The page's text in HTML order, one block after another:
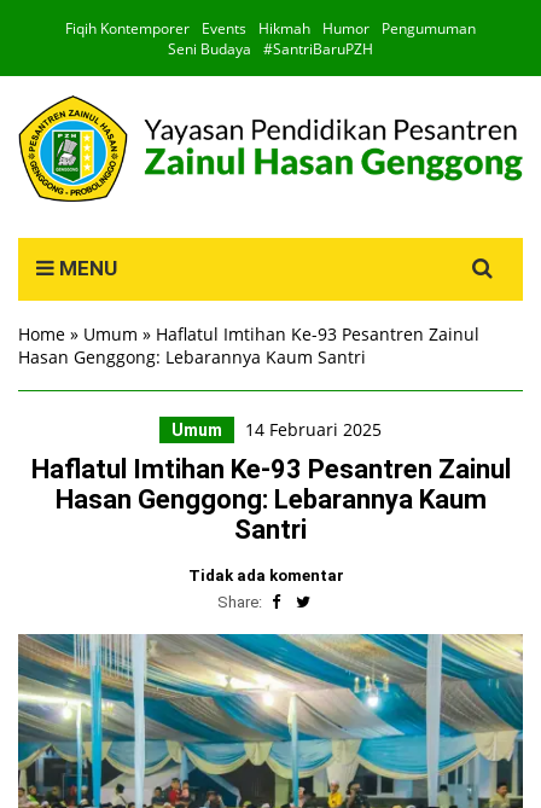
Fiqih Kontemporer Events Hikmah Humor
Pengumuman
Seni Budaya
#SantriBaruPZH
MENU
for:
Home » Umum » Haflatul Imtihan Ke-93 Pesantren Zainul
Hasan Genggong: Lebarannya Kaum Santri
Umum 14 Februari 2025
Haflatul Imtihan Ke-93 Pesantren Zainul
Hasan Genggong: Lebarannya Kaum
Santri
Tidak ada komentar
Share: